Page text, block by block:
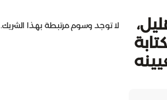
الكتابة
لا توجد وسوم مرتبطة بهذا الشريك.